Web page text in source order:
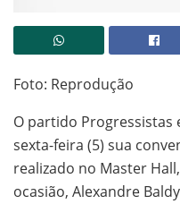
Foto: Reprodução
O partido Progressistas
sexta-feira (5) sua
realizado no Master
ocasião, Alexandre